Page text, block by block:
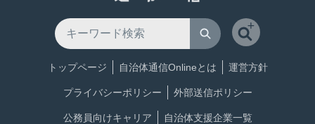
トップページ 自治体通信Onlineとは 運営方針
プライバシーポリシー 外部送信ポリシー
公務員向けキャリア 自治体支援企業一覧